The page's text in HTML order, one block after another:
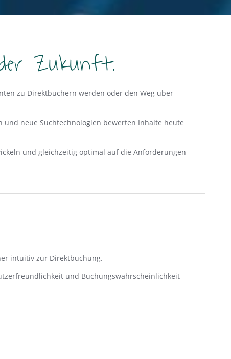
Zukunft.
zu Direktbuchern werden oder den Weg über
und neue Suchtechnologien bewerten Inhalte heute
und gleichzeitig optimal auf die Anforderungen
intuitiv zur Direktbuchung.
und Buchungswahrscheinlichkeit